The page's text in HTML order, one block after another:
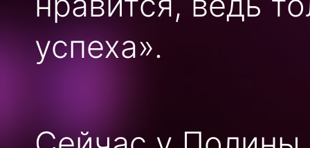
успеха».